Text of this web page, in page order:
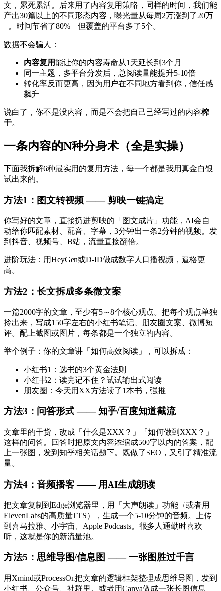
文，累死累活。后来用了内容复用策略，同样的时间，我们能
产出30篇以上的不同形态内容，曝光量从每周2万涨到了20万
+。时间节省了80%，但覆盖的平台多了5个。
数据不会骗人：
内容复用能让你的内容寿命从1天延长到3个月
同一主题，多平台分发后，总阅读量能提升5-10倍
转化率反而更高，因为用户在不同地方看到你，信任感
飙升
说白了，你不是没内容，而是不会把自己已经写过的内容榨
干。
一条内容的N种分身术（全是实操）
下面我拆解6种最实用的复用方法，每一个都是我用真金白银
试出来的。
方法1：图文转视频 —— 剪映一键搞定
你写好的文章，直接扔进剪映的「图文成片」功能，AI会自
动给你匹配素材、配音、字幕，3分钟出一条2分钟的视频。发
到抖音、视频号、B站，流量直接翻倍。
进阶玩法：用HeyGen或D-ID做成数字人口播视频，逼格更
高。
方法2：长文拆成多条微文案
一篇2000字的文章，至少有5～8个核心观点。把每个观点单独
拎出来，写成150字左右的小红书笔记、朋友圈文案、微博短
评。配上截图或图片，每条都是一个独立的内容。
举个例子：你的文章讲「如何高效阅读」，可以拆成：
小红书1：选书的3个黄金法则
小红书2：读完记不住？试试输出式阅读
朋友圈：今天用XX方法读了1本书，强推
方法3：问答形式 —— 知乎/百度知道截流
文章里的干货，改成「什么是XXX？」「如何做到XXX？」
这样的问答。回答时把原文内容浓缩成500字以内的答案，配
上一张图，发到知乎相关话题下。既做了SEO，又引了精准流
量。
方法4：音频播客 —— 用AI生成朗读
把文章复制到Edge浏览器里，用「大声朗读」功能（或者用
ElevenLabs的高质量TTS），生成一个5-10分钟的音频。上传
到喜马拉雅、小宇宙、Apple Podcasts。很多人通勤时喜欢
听，这就是你的新流量池。
方法5：思维导图/信息图 —— 一张图胜过千言
用Xmind或ProcessOn把文章的逻辑框架整理成思维导图，发到
小红书、公众号、社群里。或者用Canva做成一张长图信息